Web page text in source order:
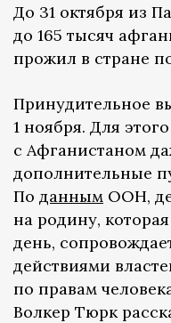
До 31 октября из
до 165 тысяч
прожил в стране
Принудительное
1 ноября. Для
с Афганистаном
дополнительные
По данным ООН,
на родину,
день,
действиями
по правам
Волкер Тюрк